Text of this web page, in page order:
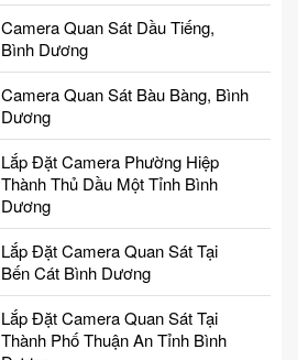
Camera Quan Sát Dầu Tiếng,
Bình Dương
Camera Quan Sát Bàu Bàng, Bình
Dương
Lắp Đặt Camera Phường Hiệp
Thành Thủ Dầu Một Tỉnh Bình
Dương
Lắp Đặt Camera Quan Sát Tại
Bến Cát Bình Dương
Lắp Đặt Camera Quan Sát Tại
Thành Phố Thuận An Tỉnh Bình